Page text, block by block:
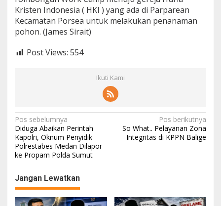
Kristen Indonesia ( HKI ) yang ada di Parparean
Kecamatan Porsea untuk melakukan penanaman
pohon. (James Sirait)
Post Views: 554
Ikuti Kami
N
a
v
g
a
Pos sebelumnya
Diduga Abaikan Perintah
Kapolri, Oknum Penyidik
Polrestabes Medan Dilapor
ke Propam Polda Sumut
Pos berikutnya
So What.. Pelayanan Zona
Integritas di KPPN Balige
Jangan Lewatkan